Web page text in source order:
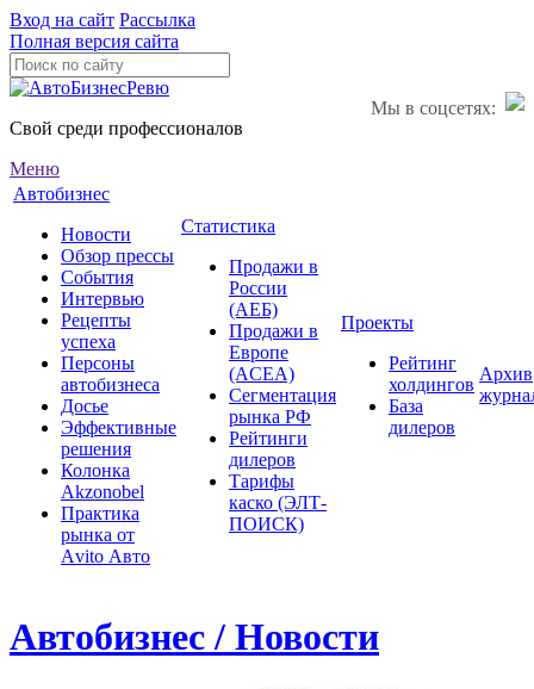
Вход на сайт Рассылка
Полная версия сайта
Мы в соцсетях:
Свой среди профессионалов
Меню
Автобизнес
Новости
Обзор прессы
События
Интервью
Рецепты
успеха
Персоны
автобизнеса
Досье
Эффективные
решения
Колонка
Akzonobel
Практика
рынка от
Аvito Авто
Статистика
Продажи в
России
(АЕБ)
Продажи в
Европе
(ACEA)
Сегментация
рынка РФ
Рейтинги
дилеров
Тарифы
каско (ЭЛТ-
ПОИСК)
Проекты
Рейтинг
холдингов
База
дилеров
Архив
Автобизнес / Новости